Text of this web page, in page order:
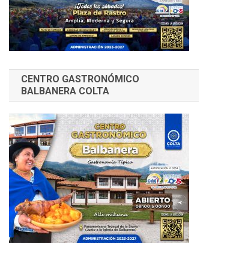
CENTRO GASTRONÓMICO
BALBANERA COLTA